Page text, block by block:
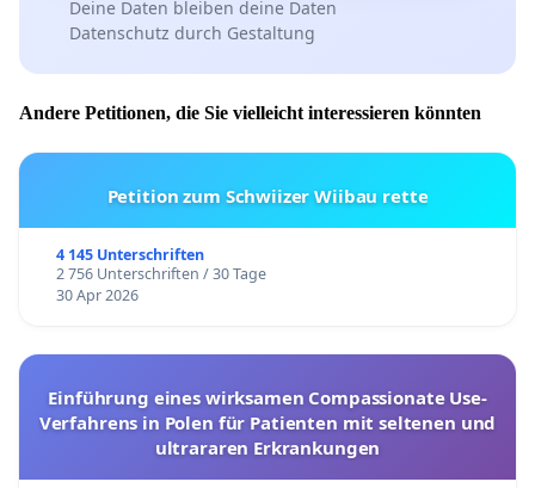
Deine Daten bleiben deine Daten
Datenschutz durch Gestaltung
Andere Petitionen, die Sie vielleicht interessieren könnten
Petition zum Schwiizer Wiibau rette
4 145 Unterschriften
2 756 Unterschriften / 30 Tage
30 Apr 2026
Einführung eines wirksamen Compassionate Use-
Verfahrens in Polen für Patienten mit seltenen und
ultrararen Erkrankungen